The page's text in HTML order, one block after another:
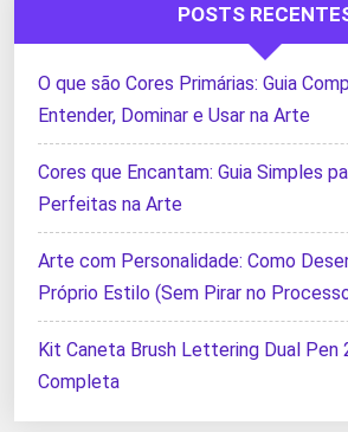
POSTS
O que são Cores Primárias: Guia
Entender, Dominar e Usar na Arte
Cores que Encantam: Guia Simples
Perfeitas na Arte
Arte com Personalidade: Como
Próprio Estilo (Sem Pirar no
Kit Caneta Brush Lettering Dual Pen
Completa